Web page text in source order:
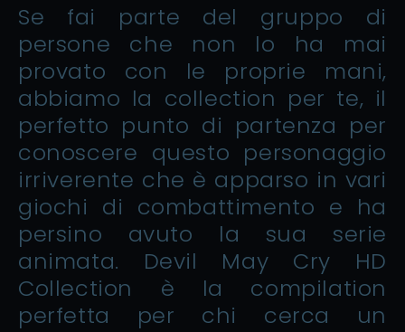
Se fai parte del gruppo di
persone che non lo ha mai
provato con le proprie mani,
abbiamo la collection per te, il
perfetto punto di partenza per
conoscere questo personaggio
irriverente che è apparso in vari
giochi di combattimento e ha
persino avuto la sua serie
animata. Devil May Cry HD
Collection è la compilation
perfetta per chi cerca un